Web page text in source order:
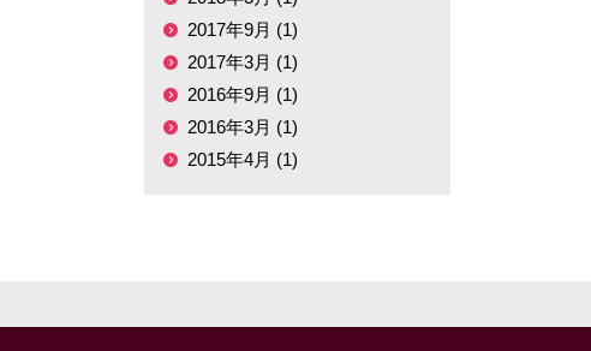
2017年9月 (1)
2017年3月 (1)
2016年9月 (1)
2016年3月 (1)
2015年4月 (1)